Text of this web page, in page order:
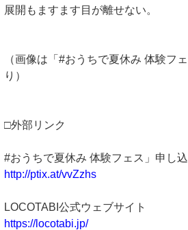
展開もますます目が離せない。
（画像は「#おうちで夏休み 体験フ
り）
□外部リンク
#おうちで夏休み 体験フェス」申し
http://ptix.at/vvZzhs
LOCOTABI公式ウェブサイト
https://locotabi.jp/